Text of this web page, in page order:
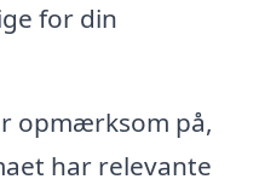
for din
opmærksom på,
har relevante